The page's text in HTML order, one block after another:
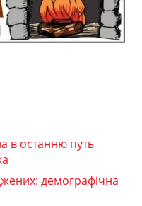
в останню путь
демографічна